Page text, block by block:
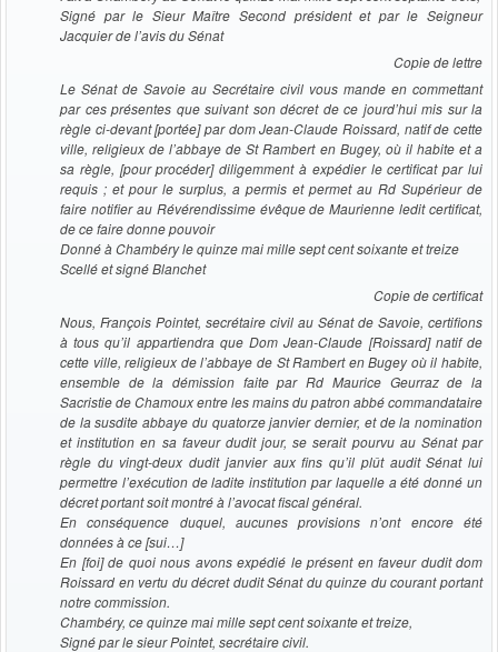
Signé par le Sieur Maître Second président et par le Seigneur
Jacquier de l’avis du Sénat
Copie de lettre
Le Sénat de Savoie au Secrétaire civil vous mande en commettant
par ces présentes que suivant son décret de ce jourd’hui mis sur la
règle ci-devant [portée] par dom Jean-Claude Roissard, natif de cette
ville, religieux de l’abbaye de St Rambert en Bugey, où il habite et a
sa règle, [pour procéder] diligemment à expédier le certificat par lui
requis ; et pour le surplus, a permis et permet au Rd Supérieur de
faire notifier au Révérendissime évêque de Maurienne ledit certificat,
de ce faire donne pouvoir
Donné à Chambéry le quinze mai mille sept cent soixante et treize
Scellé et signé Blanchet
Copie de certificat
Nous, François Pointet, secrétaire civil au Sénat de Savoie, certifions
à tous qu’il appartiendra que Dom Jean-Claude [Roissard] natif de
cette ville, religieux de l’abbaye de St Rambert en Bugey où il habite,
ensemble de la démission faite par Rd Maurice Geurraz de la
Sacristie de Chamoux entre les mains du patron abbé commandataire
de la susdite abbaye du quatorze janvier dernier, et de la nomination
et institution en sa faveur dudit jour, se serait pourvu au Sénat par
règle du vingt-deux dudit janvier aux fins qu’il plût audit Sénat lui
permettre l’exécution de ladite institution par laquelle a été donné un
décret portant soit montré à l’avocat fiscal général.
En conséquence duquel, aucunes provisions n’ont encore été
données à ce [sui…]
En [foi] de quoi nous avons expédié le présent en faveur dudit dom
Roissard en vertu du décret dudit Sénat du quinze du courant portant
notre commission.
Chambéry, ce quinze mai mille sept cent soixante et treize,
Signé par le sieur Pointet, secrétaire civil.